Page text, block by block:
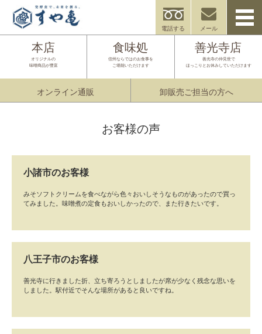
電話する メール
本店
オリジナルの
味噌商品が豊富
食味処
信州ならではのお食事を
ご堪能いただけます
善光寺店
善光寺の仲見世で
ほっこりとお休みしていただけます
オンライン通販 卸販売ご担当の方へ
お客様の声
小諸市のお客様
みそソフトクリームを食べながら色々おいしそうなものがあったので買っ
てみました。味噌煮の定食もおいしかったので、また行きたいです。
八王子市のお客様
善光寺に行きました折、立ち寄ろうとしましたが席が少なく残念な思いを
しました。駅付近でそんな場所があると良いですね。